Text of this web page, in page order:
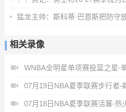
相关录像
WNBA全明星单项赛投篮之星-
07月19日NBA夏季联赛步行者-
07月18日NBA夏季联赛活塞-热